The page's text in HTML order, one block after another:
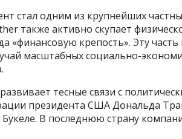
стал одним из крупнейших
также активно скупает
«финансовую крепость». Эту
масштабных социально-
тесные связи с
президента США Дональда
В последнюю страну